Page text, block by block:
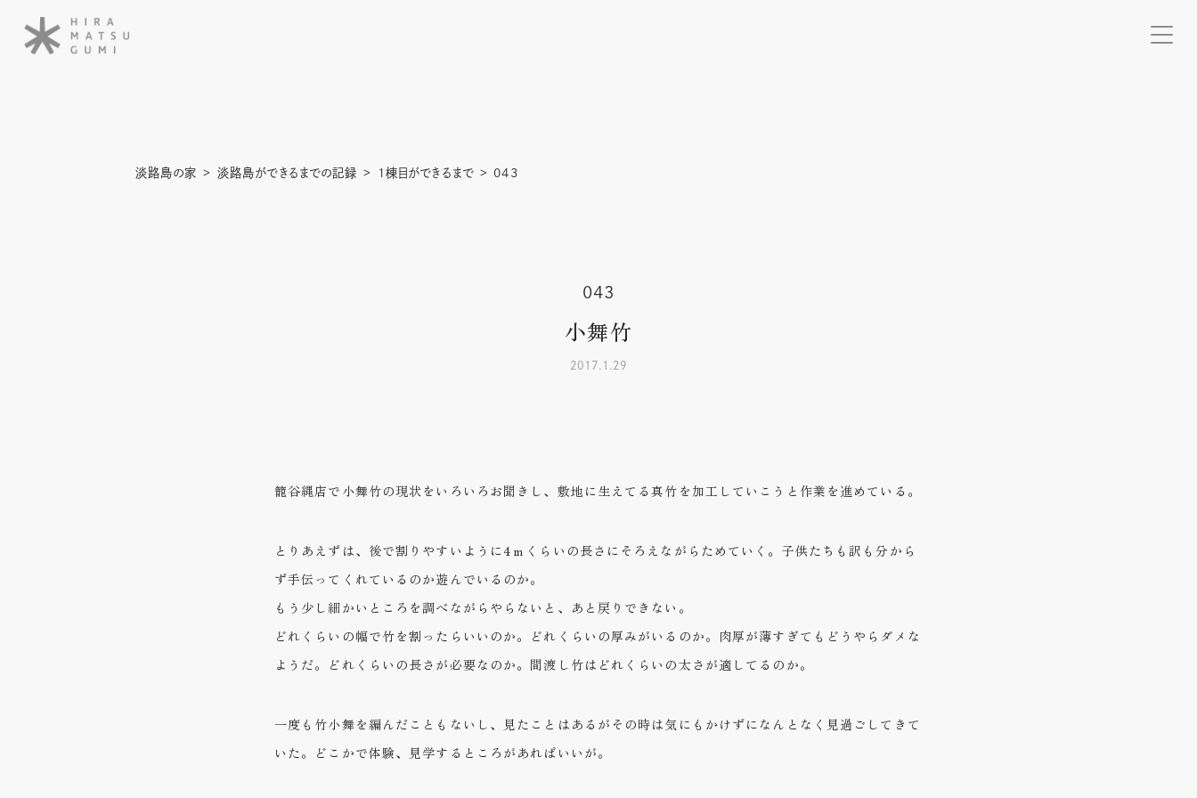
淡路島の家 淡路島ができるまでの記録 1棟目ができるまで 043
043
小舞竹
2017.1.29
籠谷縄店で小舞竹の現状をいろいろお聞きし、敷地に生えてる真竹を加工していこうと作業を進めている。
とりあえずは、後で割りやすいように4ｍくらいの長さにそろえながらためていく。子供たちも訳も分から
ず手伝ってくれているのか遊んでいるのか。
もう少し細かいところを調べながらやらないと、あと戻りできない。
どれくらいの幅で竹を割ったらいいのか。どれくらいの厚みがいるのか。肉厚が薄すぎてもどうやらダメな
ようだ。どれくらいの長さが必要なのか。間渡し竹はどれくらいの太さが適してるのか。
一度も竹小舞を編んだこともないし、見たことはあるがその時は気にもかけずになんとなく見過ごしてきて
いた。どこかで体験、見学するところがあればいいが。